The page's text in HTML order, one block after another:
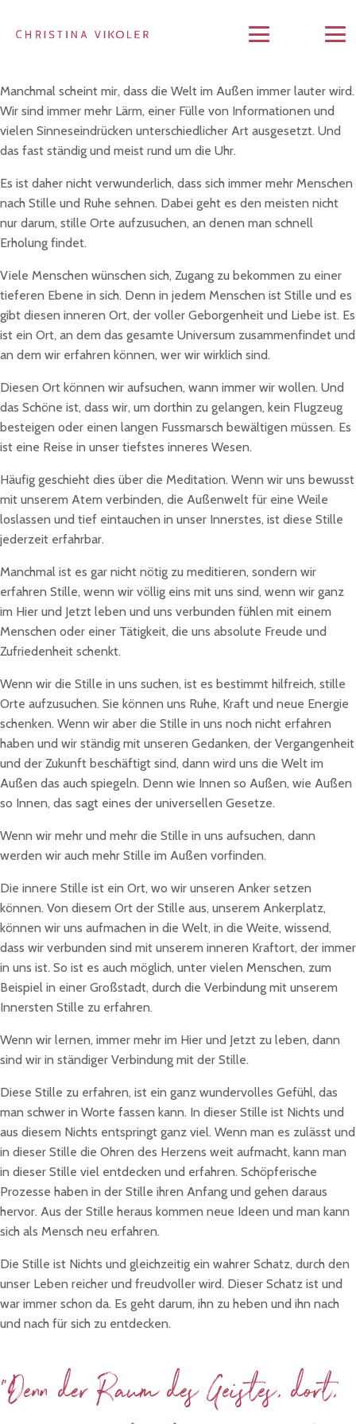
Manchmal scheint mir, dass die Welt im Außen immer lauter wird.
Wir sind immer mehr Lärm, einer Fülle von Informationen und
vielen Sinneseindrücken unterschiedlicher Art ausgesetzt. Und
das fast ständig und meist rund um die Uhr.
Es ist daher nicht verwunderlich, dass sich immer mehr Menschen
nach Stille und Ruhe sehnen. Dabei geht es den meisten nicht
nur darum, stille Orte aufzusuchen, an denen man schnell
Erholung findet.
Viele Menschen wünschen sich, Zugang zu bekommen zu einer
tieferen Ebene in sich. Denn in jedem Menschen ist Stille und es
gibt diesen inneren Ort, der voller Geborgenheit und Liebe ist. Es
ist ein Ort, an dem das gesamte Universum zusammenfindet und
an dem wir erfahren können, wer wir wirklich sind.
Diesen Ort können wir aufsuchen, wann immer wir wollen. Und
das Schöne ist, dass wir, um dorthin zu gelangen, kein Flugzeug
besteigen oder einen langen Fussmarsch bewältigen müssen. Es
ist eine Reise in unser tiefstes inneres Wesen.
Häufig geschieht dies über die Meditation. Wenn wir uns bewusst
mit unserem Atem verbinden, die Außenwelt für eine Weile
loslassen und tief eintauchen in unser Innerstes, ist diese Stille
jederzeit erfahrbar.
Manchmal ist es gar nicht nötig zu meditieren, sondern wir
erfahren Stille, wenn wir völlig eins mit uns sind, wenn wir ganz
im Hier und Jetzt leben und uns verbunden fühlen mit einem
Menschen oder einer Tätigkeit, die uns absolute Freude und
Zufriedenheit schenkt.
Wenn wir die Stille in uns suchen, ist es bestimmt hilfreich, stille
Orte aufzusuchen. Sie können uns Ruhe, Kraft und neue Energie
schenken. Wenn wir aber die Stille in uns noch nicht erfahren
haben und wir ständig mit unseren Gedanken, der Vergangenheit
und der Zukunft beschäftigt sind, dann wird uns die Welt im
Außen das auch spiegeln. Denn wie Innen so Außen, wie Außen
so Innen, das sagt eines der universellen Gesetze.
Wenn wir mehr und mehr die Stille in uns aufsuchen, dann
werden wir auch mehr Stille im Außen vorfinden.
Die innere Stille ist ein Ort, wo wir unseren Anker setzen
können. Von diesem Ort der Stille aus, unserem Ankerplatz,
können wir uns aufmachen in die Welt, in die Weite, wissend,
dass wir verbunden sind mit unserem inneren Kraftort, der immer
in uns ist. So ist es auch möglich, unter vielen Menschen, zum
Beispiel in einer Großstadt, durch die Verbindung mit unserem
Innersten Stille zu erfahren.
Wenn wir lernen, immer mehr im Hier und Jetzt zu leben, dann
sind wir in ständiger Verbindung mit der Stille.
Diese Stille zu erfahren, ist ein ganz wundervolles Gefühl, das
man schwer in Worte fassen kann. In dieser Stille ist Nichts und
aus diesem Nichts entspringt ganz viel. Wenn man es zulässt und
in dieser Stille die Ohren des Herzens weit aufmacht, kann man
in dieser Stille viel entdecken und erfahren. Schöpferische
Prozesse haben in der Stille ihren Anfang und gehen daraus
hervor. Aus der Stille heraus kommen neue Ideen und man kann
sich als Mensch neu erfahren.
Die Stille ist Nichts und gleichzeitig ein wahrer Schatz, durch den
unser Leben reicher und freudvoller wird. Dieser Schatz ist und
war immer schon da. Es geht darum, ihn zu heben und ihn nach
und nach für sich zu entdecken.
"Denn der Raum des Geistes, dort,